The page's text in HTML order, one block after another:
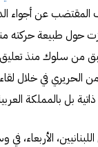
المقتضب عن أجواء
حول طبيعة حركته
من سلوك منذ
في خلال
بل بالمملكة
الأربعاء،